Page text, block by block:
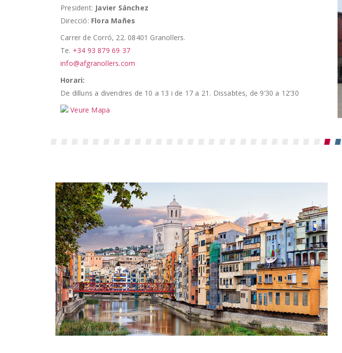
President: Javier Sánchez
Direcció: Flora Mañes
Carrer de Corró, 22. 08401 Granollers.
Te. +34 93 879 69 37
info@afgranollers.com
Horari:
De dilluns a divendres de 10 a 13 i de 17 a 21. Dissabtes, de 9’30 a 12’30
Veure Mapa